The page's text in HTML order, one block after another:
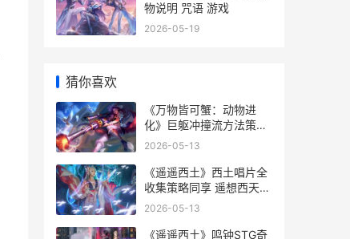
物说明 咒语 游戏
2026-05-19
猜你喜欢
《万物皆可蟹：动物进
化》巨躯冲撞流方法策略
同享 万物皆可蟹手机版免
2026-05-13
《遥遥西土》西土唱片全
收集策略同享 遥想西天
小说
2026-05-13
《遥遥西土》鸣钟STG奇